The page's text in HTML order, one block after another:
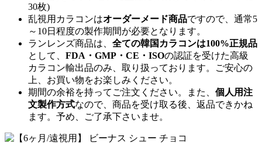
30枚)
乱視用カラコンはオーダーメード商品ですので、 通常5
～10日程度の製作期間が必要となります。
ランレンズ商品は、 全ての韓国カラコンは100%正規品
として、 FDA・GMP・CE・ISOの認証を受けた高級
カラコン輸出品のみ、取り扱っております。ご安心の
上、お買い物をお楽しみください。
期間の余裕を持ってご注文ください。また、 個人用注
文製作方式なので、商品を受け取る後、返品できかね
ます。予め、ご了承下さいませ。